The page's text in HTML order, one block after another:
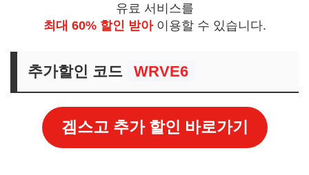
유료 서비스를
최대 60% 할인 받아이용할 수 있습니다.
추가할인 코드 WRVE6
겜스고 추가 할인 바로가기